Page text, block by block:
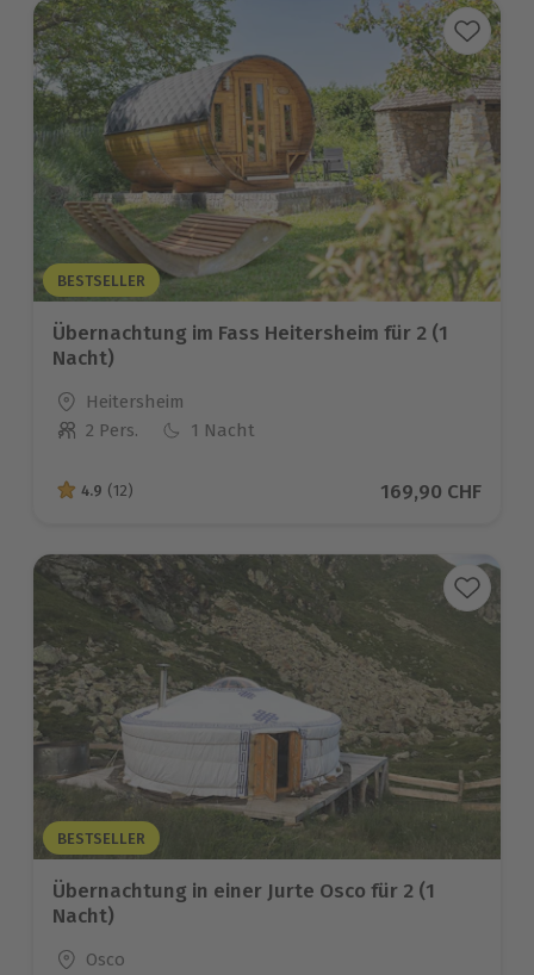
BESTSELLER
Übernachtung im Fass Heitersheim für 2 (1
Nacht)
Standort
Heitersheim
Anzahl der Teilnehmer
2 Pers. 1 Nacht
4.9 von 5 Sternen basierend auf 12 Bewertungen
4.9 (12) Aktueller Preis
169,90 CHF
BESTSELLER
Übernachtung in einer Jurte Osco für 2 (1
Nacht)
Standort
Osco